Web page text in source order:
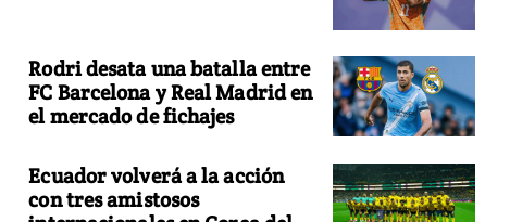
Rodri desata una batalla entre
FC Barcelona y Real Madrid en
el mercado de fichajes
Ecuador volverá a la acción
con tres amistosos